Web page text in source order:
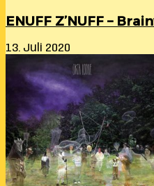
ENUFF Z’NUFF –
13. Juli 2020